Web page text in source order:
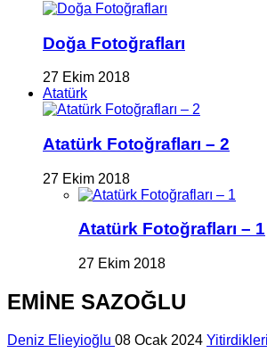
Doğa Fotoğrafları
27 Ekim 2018
Atatürk
Atatürk Fotoğrafları – 2
27 Ekim 2018
Atatürk Fotoğrafları – 1
27 Ekim 2018
EMİNE SAZOĞLU
Deniz Elieyioğlu 08 Ocak 2024